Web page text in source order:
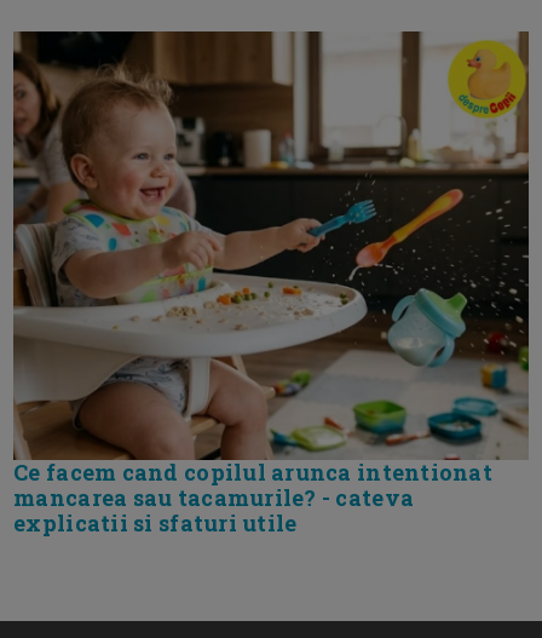
Ce facem cand copilul arunca intentionat
mancarea sau tacamurile? - cateva
explicatii si sfaturi utile